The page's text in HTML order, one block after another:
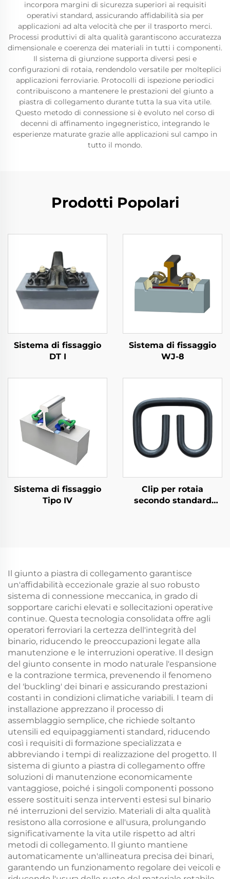
incorpora margini di sicurezza superiori ai requisiti
operativi standard, assicurando affidabilità sia per
applicazioni ad alta velocità che per il trasporto merci.
Processi produttivi di alta qualità garantiscono accuratezza
dimensionale e coerenza dei materiali in tutti i componenti.
Il sistema di giunzione supporta diversi pesi e
configurazioni di rotaia, rendendolo versatile per molteplici
applicazioni ferroviarie. Protocolli di ispezione periodici
contribuiscono a mantenere le prestazioni del giunto a
piastra di collegamento durante tutta la sua vita utile.
Questo metodo di connessione si è evoluto nel corso di
decenni di affinamento ingegneristico, integrando le
esperienze maturate grazie alle applicazioni sul campo in
tutto il mondo.
Prodotti Popolari
Sistema di fissaggio
DT I
Sistema di fissaggio
WJ-8
Sistema di fissaggio
Tipo IV
Clip per rotaia
secondo standard
Il giunto a piastra di collegamento garantisce
un'affidabilità eccezionale grazie al suo robusto
sistema di connessione meccanica, in grado di
sopportare carichi elevati e sollecitazioni operative
continue. Questa tecnologia consolidata offre agli
operatori ferroviari la certezza dell'integrità del
binario, riducendo le preoccupazioni legate alla
manutenzione e le interruzioni operative. Il design
del giunto consente in modo naturale l'espansione
e la contrazione termica, prevenendo il fenomeno
del 'buckling' dei binari e assicurando prestazioni
costanti in condizioni climatiche variabili. I team di
installazione apprezzano il processo di
assemblaggio semplice, che richiede soltanto
utensili ed equipaggiamenti standard, riducendo
così i requisiti di formazione specializzata e
abbreviando i tempi di realizzazione del progetto. Il
sistema di giunto a piastra di collegamento offre
soluzioni di manutenzione economicamente
vantaggiose, poiché i singoli componenti possono
essere sostituiti senza interventi estesi sul binario
né interruzioni del servizio. Materiali di alta qualità
resistono alla corrosione e all'usura, prolungando
significativamente la vita utile rispetto ad altri
metodi di collegamento. Il giunto mantiene
automaticamente un'allineatura precisa dei binari,
garantendo un funzionamento regolare dei veicoli e